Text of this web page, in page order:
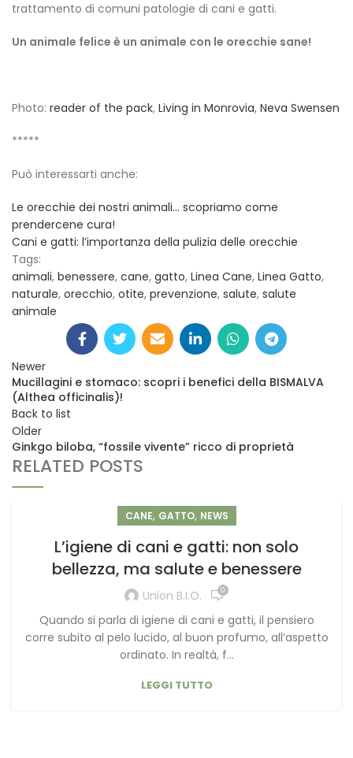
trattamento di comuni patologie di cani e gatti.
Un animale felice è un animale con le orecchie sane!
Photo: reader of the pack, Living in Monrovia, Neva Swensen
*****
Può interessarti anche:
Le orecchie dei nostri animali… scopriamo come
prendercene cura!
Cani e gatti: l’importanza della pulizia delle orecchie
Tags:
animali, benessere, cane, gatto, Linea Cane, Linea Gatto,
naturale, orecchio, otite, prevenzione, salute, salute
animale
Newer
Mucillagini e stomaco: scopri i benefici della BISMALVA
(Althea officinalis)!
Back to list
Older
Ginkgo biloba, “fossile vivente” ricco di proprietà
RELATED POSTS
CANE, GATTO, NEWS
L’igiene di cani e gatti: non solo
bellezza, ma salute e benessere
Union B.I.O. 0
Quando si parla di igiene di cani e gatti, il pensiero
corre subito al pelo lucido, al buon profumo, all’aspetto
ordinato. In realtà, f...
LEGGI TUTTO